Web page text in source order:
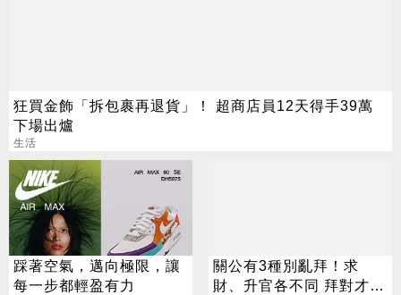
狂買金飾「拆包裹再退貨」！ 超商店員12天得手39萬
下場出爐
生活
踩著空氣，邁向極限，讓
每一步都輕盈有力
關公有3種別亂拜！求
財、升官各不同 拜對才能